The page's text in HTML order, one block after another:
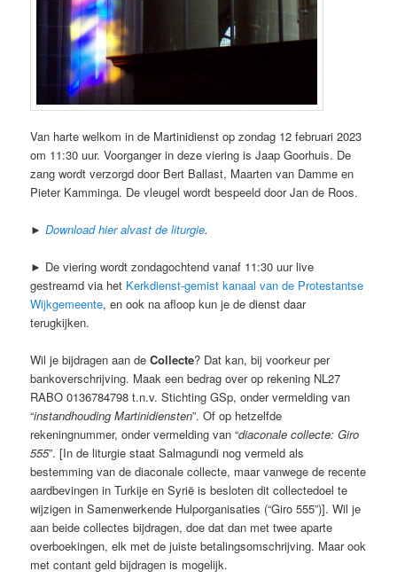
Van harte welkom in de Martinidienst op zondag 12 februari 2023
om 11:30 uur. Voorganger in deze viering is Jaap Goorhuis. De
zang wordt verzorgd door Bert Ballast, Maarten van Damme en
Pieter Kamminga. De vleugel wordt bespeeld door Jan de Roos.
►Download hier alvast de liturgie.
► De viering wordt zondagochtend vanaf 11:30 uur live
gestreamd via het Kerkdienst-gemist kanaal van de Protestantse
Wijkgemeente, en ook na afloop kun je de dienst daar
terugkijken.
Wil je bijdragen aan deCollecte? Dat kan, bij voorkeur per
bankoverschrijving. Maak een bedrag over op rekening NL27
RABO 0136784798 t.n.v. Stichting GSp, onder vermelding van
“instandhouding Martinidiensten”. Of op hetzelfde
rekeningnummer, onder vermelding van “diaconale collecte: Giro
555”. [In de liturgie staat Salmagundi nog vermeld als
bestemming van de diaconale collecte, maar vanwege de recente
aardbevingen in Turkije en Syrië is besloten dit collectedoel te
wijzigen in Samenwerkende Hulporganisaties (“Giro 555”)]. Wil je
aan beide collectes bijdragen, doe dat dan met twee aparte
overboekingen, elk met de juiste betalingsomschrijving. Maar ook
met contant geld bijdragen is mogelijk.